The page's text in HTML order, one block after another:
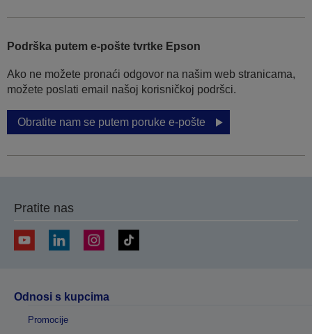
Podrška putem e-pošte tvrtke Epson
Ako ne možete pronaći odgovor na našim web stranicama,
možete poslati email našoj korisničkoj podršci.
Obratite nam se putem poruke e-pošte
Pratite nas
Odnosi s kupcima
Promocije